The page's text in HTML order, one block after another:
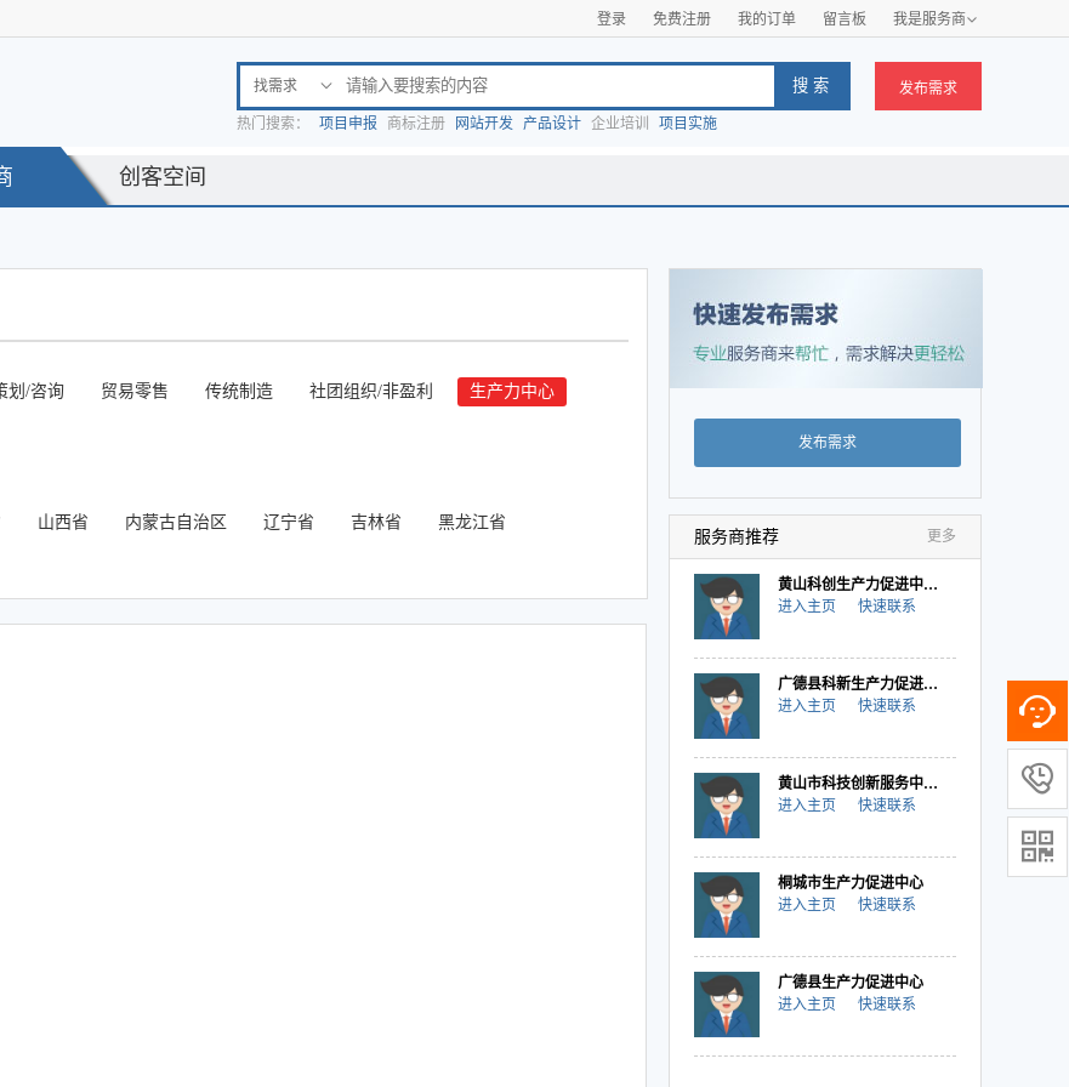
登录 免费注册 我的订单 留言板 我是服务商 
找需求 
热门搜索： 项目申报 商标注册 网站开发 产品设计 企业培训 项目实施
发布需求
创客空间
划/咨询 贸易零售 传统制造 社团组织/非盈利 生产力中心
山西省 内蒙古自治区 辽宁省 吉林省
黑龙江省
发布需求
服务商推荐 更多
黄山科创生产力促进中心有限公司
进入主页
快速联系
广德县科新生产力促进中心有限公司
进入主页
快速联系
黄山市科技创新服务中心（生产力促进中心）
进入主页
快速联系
桐城市生产力促进中心
进入主页
快速联系
广德县生产力促进中心
进入主页
快速联系

